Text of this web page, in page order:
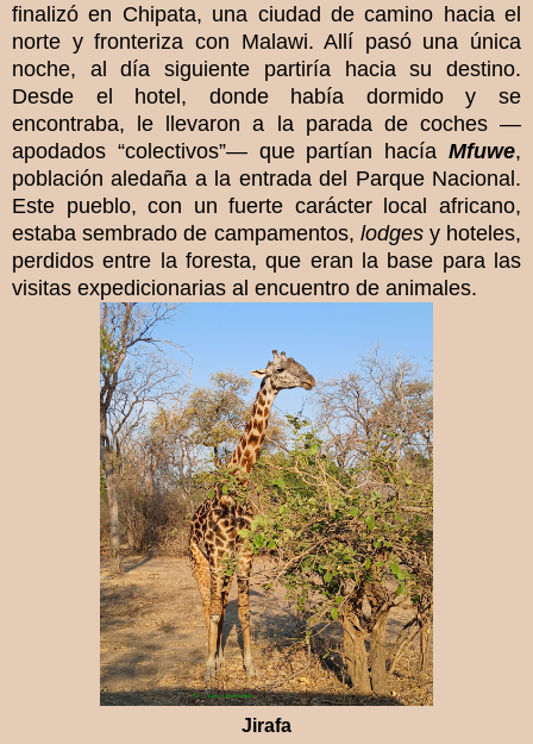
finalizó en Chipata, una ciudad de camino hacia el
norte y fronteriza con Malawi. Allí pasó una única
noche, al día siguiente partiría hacia su destino.
Desde el hotel, donde había dormido y se
encontraba, le llevaron a la parada de coches —
apodados “colectivos”— que partían hacía Mfuwe,
población aledaña a la entrada del Parque Nacional.
Este pueblo, con un fuerte carácter local africano,
estaba sembrado de campamentos, lodgesy hoteles,
perdidos entre la foresta, que eran la base para las
visitas expedicionarias al encuentro de animales.
Jirafa